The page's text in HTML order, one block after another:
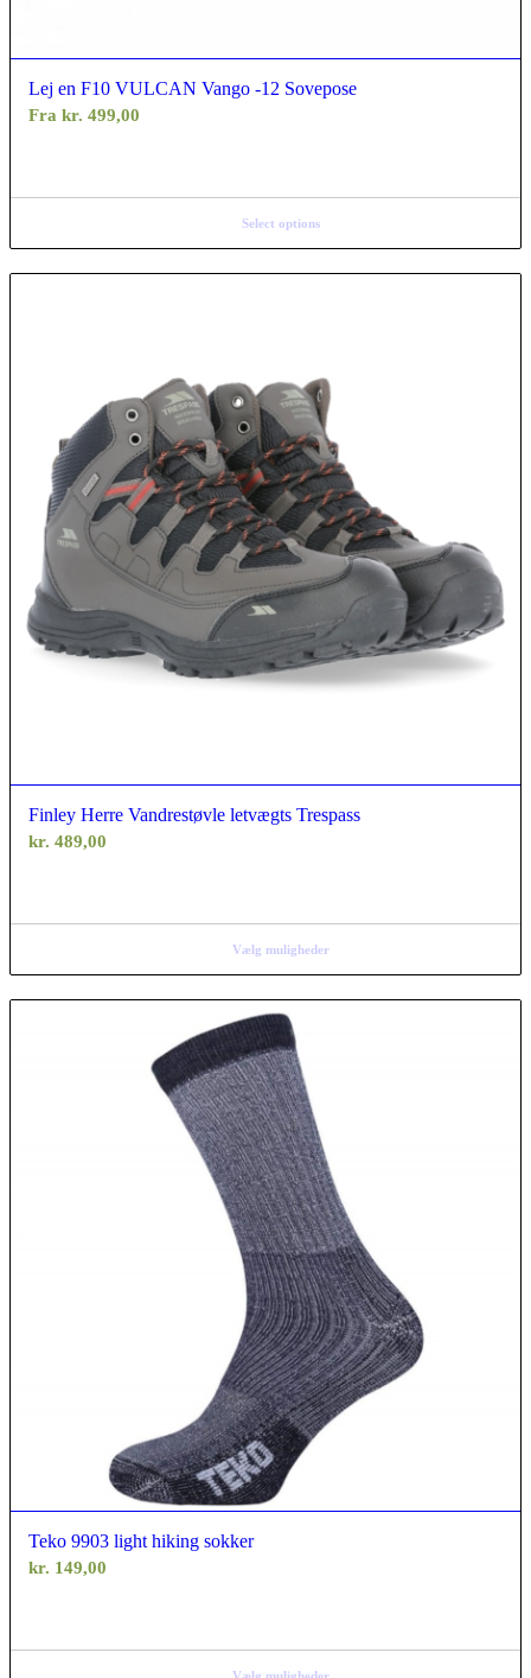
Lej en F10 VULCAN Vango -12 Sovepose
Fra kr. 499,00
Select options
Finley Herre Vandrestøvle letvægts Trespass
kr. 489,00
Vælg muligheder
Teko 9903 light hiking sokker
kr. 149,00